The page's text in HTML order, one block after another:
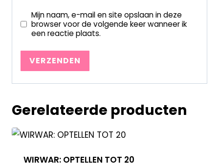
Mijn naam, e-mail en site opslaan in deze
browser voor de volgende keer wanneer ik
een reactie plaats.
Gerelateerde producten
WIRWAR: OPTELLEN TOT 20